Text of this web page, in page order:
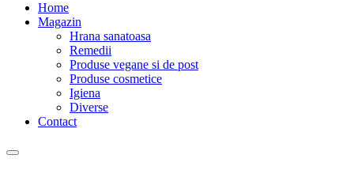
Home
Magazin
Hrana sanatoasa
Remedii
Produse vegane si de post
Produse cosmetice
Igiena
Diverse
Contact